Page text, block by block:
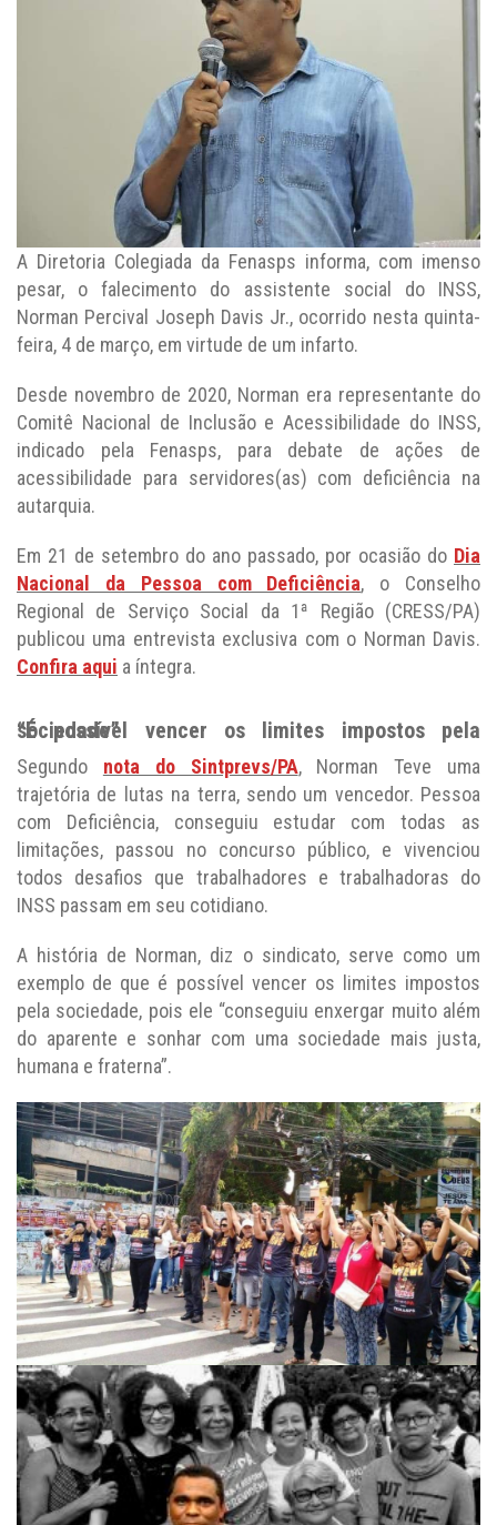
A Diretoria Colegiada da Fenasps informa, com imenso
pesar, o falecimento do assistente social do INSS,
Norman Percival Joseph Davis Jr., ocorrido nesta quinta-
feira, 4 de março, em virtude de um infarto.
Desde novembro de 2020, Norman era representante do
Comitê Nacional de Inclusão e Acessibilidade do INSS,
indicado pela Fenasps, para debate de ações de
acessibilidade para servidores(as) com deficiência na
autarquia.
Em 21 de setembro do ano passado, por ocasião do Dia
Nacional da Pessoa com Deficiência, o Conselho
Regional de Serviço Social da 1ª Região (CRESS/PA)
publicou uma entrevista exclusiva com o Norman Davis.
Confira aqui a íntegra.
“É possível vencer os limites impostos pela sociedade”
Segundo nota do Sintprevs/PA, Norman Teve uma
trajetória de lutas na terra, sendo um vencedor. Pessoa
com Deficiência, conseguiu estudar com todas as
limitações, passou no concurso público, e vivenciou
todos desafios que trabalhadores e trabalhadoras do
INSS passam em seu cotidiano.
A história de Norman, diz o sindicato, serve como um
exemplo de que é possível vencer os limites impostos
pela sociedade, pois ele “conseguiu enxergar muito além
do aparente e sonhar com uma sociedade mais justa,
humana e fraterna”.